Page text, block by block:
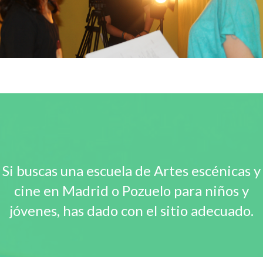
Si buscas una escuela de Artes escénicas y
cine en Madrid o Pozuelo para niños y
jóvenes, has dado con el sitio adecuado.